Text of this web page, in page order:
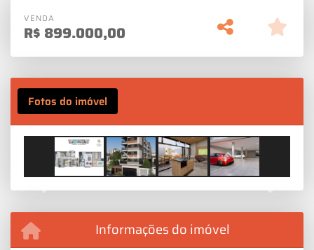
VENDA
R$ 899.000,00
Fotos do imóvel
Previous Next
Informações do imóvel